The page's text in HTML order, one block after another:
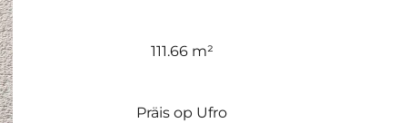
111.66 m²
Präis op Ufro